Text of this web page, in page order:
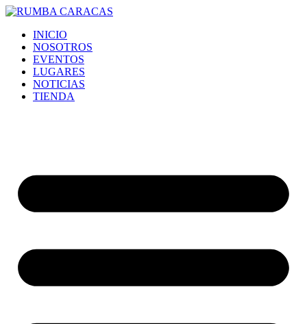
Ir
contenidoINICIO
NOSOTROS
EVENTOS
LUGARES
NOTICIAS
TIENDA